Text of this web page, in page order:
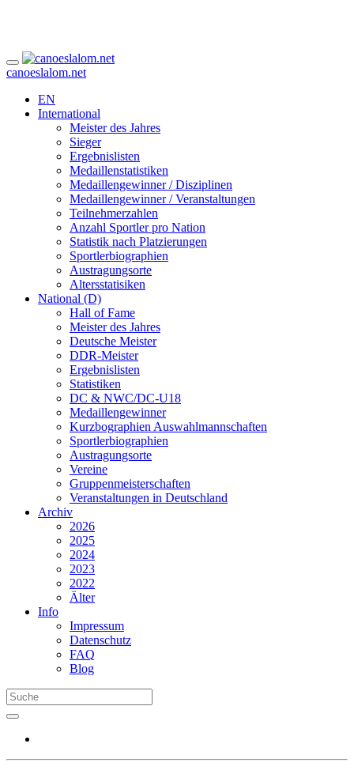
canoeslalom.net
EN
International
Meister des Jahres
Sieger
Ergebnislisten
Medaillenstatistiken
Medaillengewinner / Disziplinen
Medaillengewinner / Veranstaltungen
Teilnehmerzahlen
Anzahl Sportler pro Nation
Statistik nach Platzierungen
Sportlerbiographien
Austragungsorte
Altersstatisiken
National (D)
Hall of Fame
Meister des Jahres
Deutsche Meister
DDR-Meister
Ergebnislisten
Statistiken
DC & NWC/DC-U18
Medaillengewinner
Kurzbographien Auswahlmannschaften
Sportlerbiographien
Austragungsorte
Vereine
Gruppenmeisterschaften
Veranstaltungen in Deutschland
Archiv
2026
2025
2024
2023
2022
Älter
Info
Impressum
Datenschutz
FAQ
Blog